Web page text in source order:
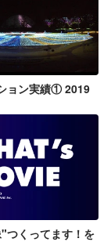
ョン実績① 2019
つくってます！を